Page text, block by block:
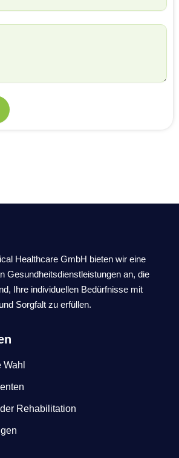
Healthcare GmbH bieten wir eine
Gesundheitsdienstleistungen an, die
Ihre individuellen Bedürfnisse mit
Sorgfalt zu erfüllen.
Rehabilitation